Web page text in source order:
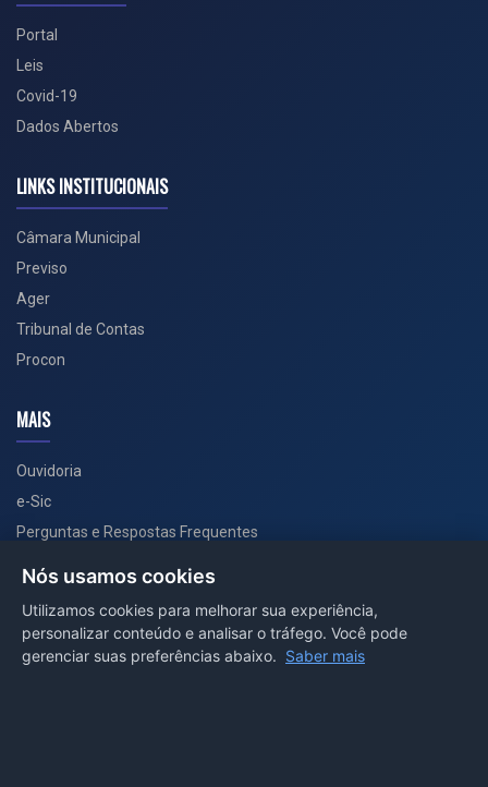
Portal
Leis
Covid-19
Dados Abertos
LINKS INSTITUCIONAIS
Câmara Municipal
Previso
Ager
Tribunal de Contas
Procon
MAIS
Ouvidoria
e-Sic
Perguntas e Respostas Frequentes
PORTAL COVID-19
Nós usamos cookies
Utilizamos cookies para melhorar sua experiência,
personalizar conteúdo e analisar o tráfego. Você pode
gerenciar suas preferências abaixo. Saber mais